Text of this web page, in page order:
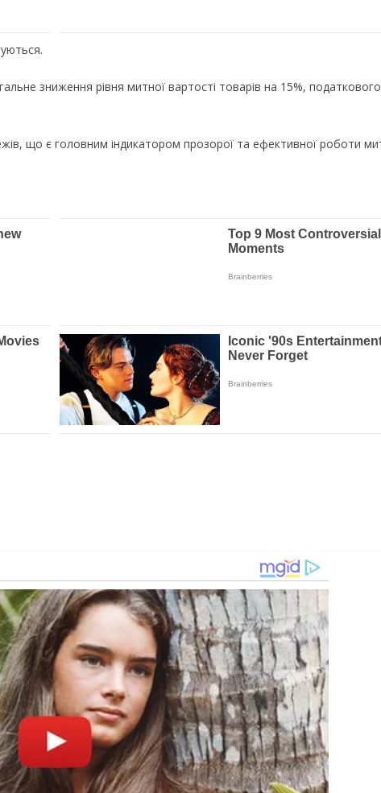
зниження рівня митної вартості товарів на 15%,
що є головним індикатором прозорої та ефективної роботи